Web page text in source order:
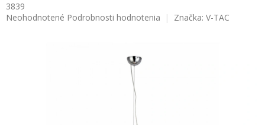
3839
Priemerné
Neohodnotené Podrobnosti hodnotenia Značka: V-TAC